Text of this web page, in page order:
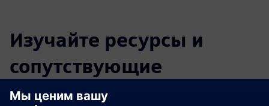
Изучайте ресурсы и
сопутствующие
продукты